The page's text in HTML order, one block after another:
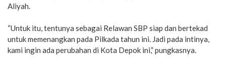
Aliyah.
“Untuk itu, tentunya sebagai Relawan SBP siap dan bertekad
untuk memenangkan pada Pilkada tahun ini. Jadi pada intinya,
kami ingin ada perubahan di Kota Depok ini,” pungkasnya.